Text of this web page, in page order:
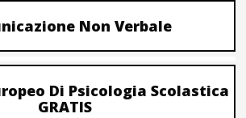
Non Verbale
Di Psicologia Scolastica
GRATIS